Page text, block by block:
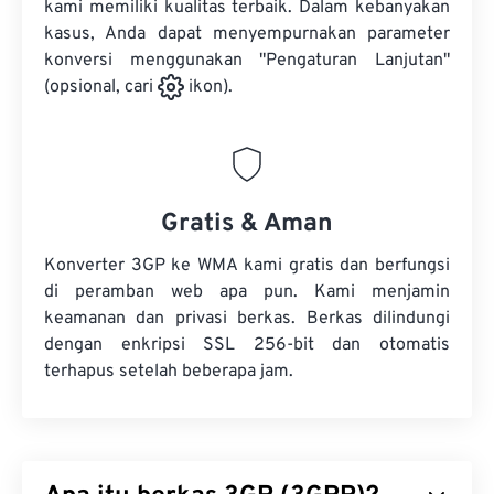
kami memiliki kualitas terbaik. Dalam kebanyakan
kasus, Anda dapat menyempurnakan parameter
konversi menggunakan "Pengaturan Lanjutan"
(opsional, cari
ikon).
Gratis & Aman
Konverter 3GP ke WMA kami gratis dan berfungsi
di peramban web apa pun. Kami menjamin
keamanan dan privasi berkas. Berkas dilindungi
dengan enkripsi SSL 256-bit dan otomatis
terhapus setelah beberapa jam.